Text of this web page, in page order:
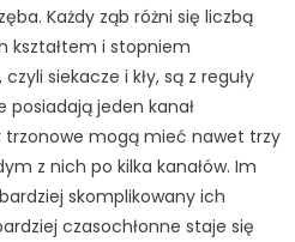
Każdy ząb różni się liczbą
kształtem i stopniem
siekacze i kły, są z reguły
posiadają jeden kanał
trzonowe mogą mieć nawet trzy
z nich po kilka kanałów. Im
skomplikowany ich
czasochłonne staje się